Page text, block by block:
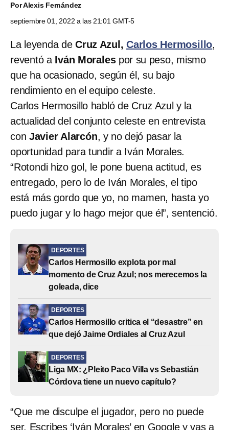
PorAlexis Fernández
septiembre 01, 2022 a las 21:01 GMT-5
La leyenda de Cruz Azul,Carlos Hermosillo,
reventó aIván Moralespor su peso, mismo
que ha ocasionado, según él, su bajo
rendimiento en el equipo celeste.
Carlos Hermosillo habló de Cruz Azul y la
actualidad del conjunto celeste en entrevista
con Javier Alarcón, y no dejó pasar la
oportunidad para tundir a Iván Morales.
“Rotondi hizo gol, le pone buena actitud, es
entregado, pero lo de Iván Morales, el tipo
está más gordo que yo, no mamen, hasta yo
puedo jugar y lo hago mejor que él”, sentenció.
DEPORTES
Carlos Hermosillo explota por mal
momento de Cruz Azul; nos merecemos la
goleada, dice
DEPORTES
Carlos Hermosillo critica el “desastre” en
que dejó Jaime Ordiales al Cruz Azul
DEPORTES
Liga MX: ¿Pleito Paco Villa vs Sebastián
Córdova tiene un nuevo capítulo?
“Que me disculpe el jugador, pero no puede
ser. Escribes ‘Iván Morales’ en Google y vas a